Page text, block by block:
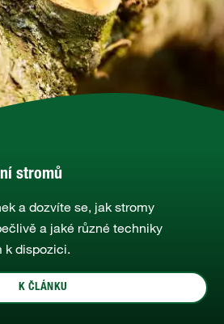
stromů
a dozvíte se, jak stromy
a jaké různé techniky
k dispozici.
K ČLÁNKU